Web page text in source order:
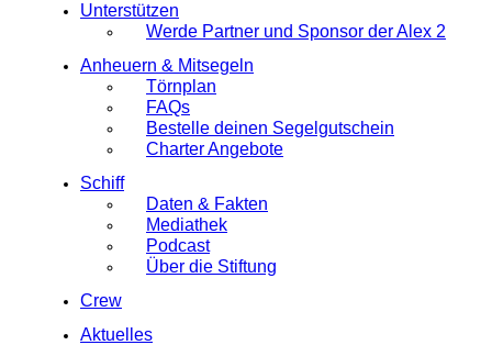
Unterstützen
Werde Partner und Sponsor der Alex 2
Anheuern & Mitsegeln
Törnplan
FAQs
Bestelle deinen Segelgutschein
Charter Angebote
Schiff
Daten & Fakten
Mediathek
Podcast
Über die Stiftung
Crew
Aktuelles